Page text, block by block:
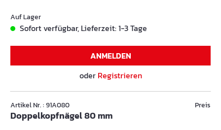
Auf Lager
Sofort verfügbar, Lieferzeit: 1-3 Tage
ANMELDEN
oder Registrieren
Artikel Nr. : 91A080
Doppelkopfnägel 80 mm
Preis